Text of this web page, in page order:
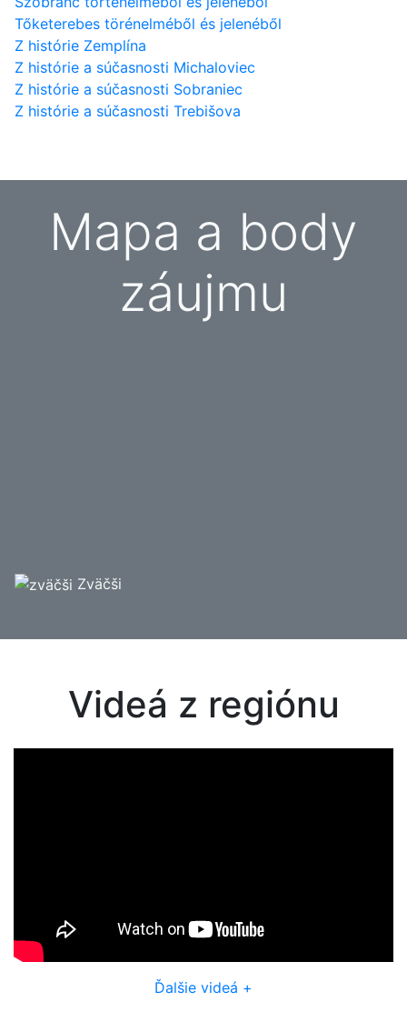
Tőketerebes törénelméből és jelenéből
Z histórie Zemplína
Z histórie a súčasnosti Michaloviec
Z histórie a súčasnosti Sobraniec
Z histórie a súčasnosti Trebišova
Mapa a body
záujmu
Zväčši
Videá z regiónu
Ďalšie videá +